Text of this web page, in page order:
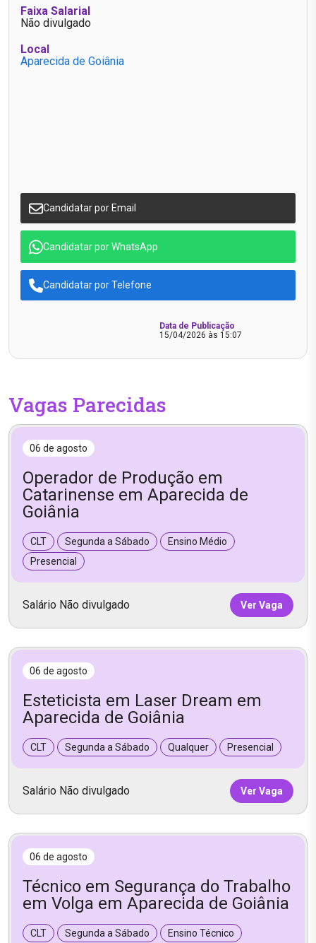
Faixa Salarial
Não divulgado
Local
Aparecida de Goiânia
Candidatar por Email
Candidatar por WhatsApp
Candidatar por Telefone
Data de Publicação
15/04/2026 às 15:07
Vagas Parecidas
06 de agosto
Operador de Produção em
Catarinense em Aparecida de
Goiânia
CLT Segunda a Sábado
Ensino Médio
Presencial
Salário Não divulgado Ver Vaga
06 de agosto
Esteticista em Laser Dream em
Aparecida de Goiânia
CLT Segunda a Sábado Qualquer Presencial
Salário Não divulgado Ver Vaga
06 de agosto
Técnico em Segurança do Trabalho
em Volga em Aparecida de Goiânia
CLT Segunda a Sábado Ensino Técnico